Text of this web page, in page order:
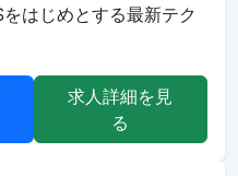
はじめとする最新テク
求人詳細を見
る